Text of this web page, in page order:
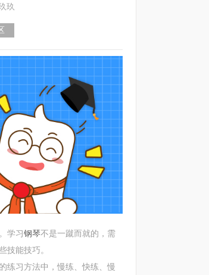
玖
学习 钢琴不是一蹴而就的，需
技能技巧。
习方法中，慢练、快练、慢